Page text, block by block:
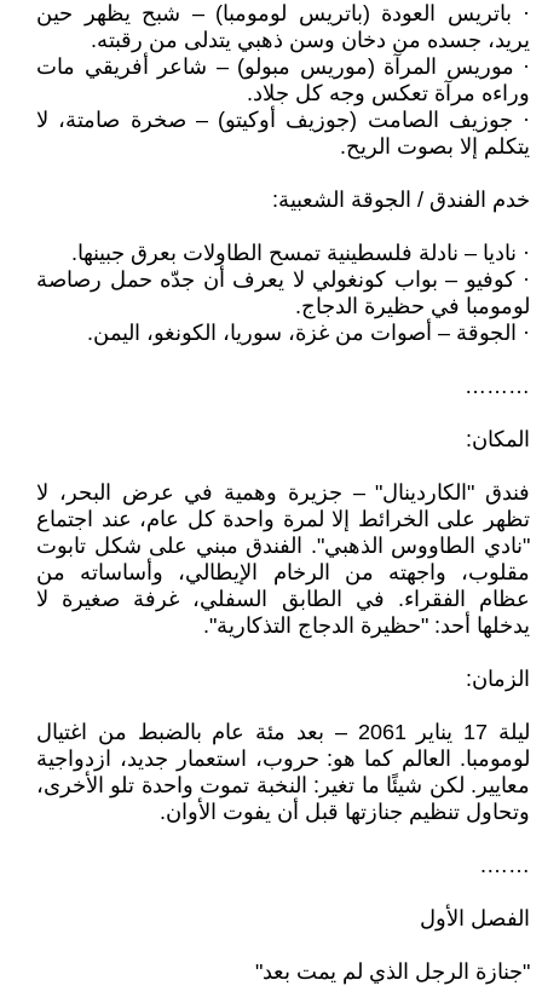
· باتريس العودة (باتريس لومومبا) – شبح يظهر حين
يريد، جسده من دخان وسن ذهبي يتدلى من رقبته.
· موريس المرآة (موريس مبولو) – شاعر أفريقي مات
وراءه مرآة تعكس وجه كل جلاد.
· جوزيف الصامت (جوزيف أوكيتو) – صخرة صامتة، لا
يتكلم إلا بصوت الريح.
خدم الفندق / الجوقة الشعبية:
· ناديا – نادلة فلسطينية تمسح الطاولات بعرق جبينها.
· كوفيو – بواب كونغولي لا يعرف أن جدّه حمل رصاصة
لومومبا في حظيرة الدجاج.
· الجوقة – أصوات من غزة، سوريا، الكونغو، اليمن.
………
المكان:
فندق "الكاردينال" – جزيرة وهمية في عرض البحر، لا
تظهر على الخرائط إلا لمرة واحدة كل عام، عند اجتماع
"نادي الطاووس الذهبي". الفندق مبني على شكل تابوت
مقلوب، واجهته من الرخام الإيطالي، وأساساته من
عظام الفقراء. في الطابق السفلي، غرفة صغيرة لا
يدخلها أحد: "حظيرة الدجاج التذكارية".
الزمان:
ليلة 17 يناير 2061 – بعد مئة عام بالضبط من اغتيال
لومومبا. العالم كما هو: حروب، استعمار جديد، ازدواجية
معايير. لكن شيئًا ما تغير: النخبة تموت واحدة تلو الأخرى،
وتحاول تنظيم جنازتها قبل أن يفوت الأوان.
…….
الفصل الأول
"جنازة الرجل الذي لم يمت بعد"